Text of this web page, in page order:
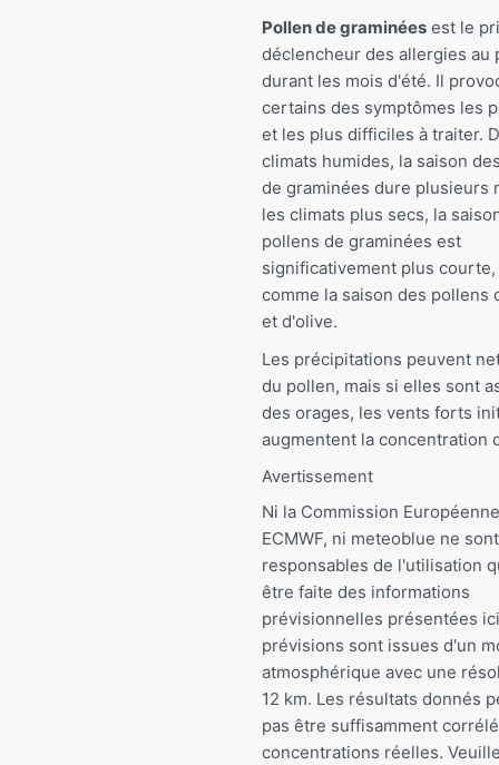
Pollen de graminées est le
déclencheur des allergies au
durant les mois d'été. Il
certains des symptômes les
et les plus difficiles à traiter.
climats humides, la saison
de graminées dure plusieurs
les climats plus secs, la
pollens de graminées est
significativement plus
comme la saison des pollens
et d'olive.
Les précipitations peuvent
du pollen, mais si elles sont
des orages, les vents forts
augmentent la concentration
Avertissement
Ni la Commission
ECMWF, ni meteoblue ne sont
responsables de l'utilisation
être faite des informations
prévisionnelles présentées
prévisions sont issues d'un
atmosphérique avec une
12 km. Les résultats donnés
pas être suffisamment
concentrations réelles.